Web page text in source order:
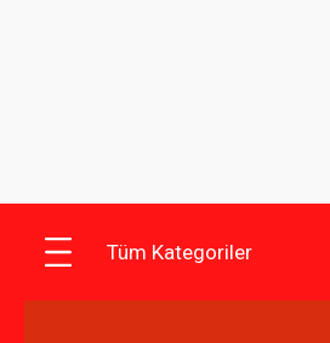
Tüm Kategoriler